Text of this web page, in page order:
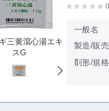
三黄瀉心湯エキ
スG
一般名
製造/販売
剤形/規格